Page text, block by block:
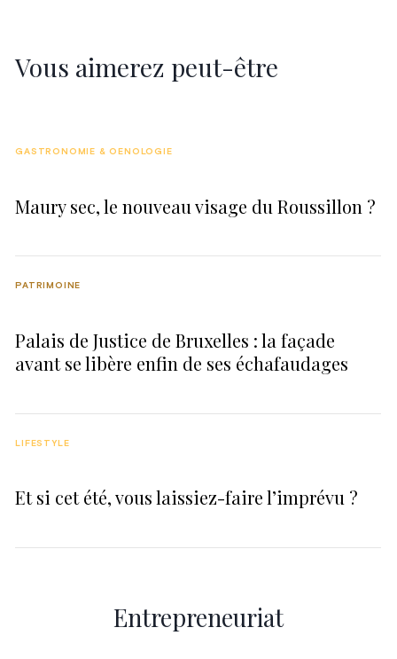
Vous aimerez peut-être
Maury sec, le nouveau visage du Roussillon ?
GASTRONOMIE & OENOLOGIE
Palais de Justice de Bruxelles : la façade
avant se libère enfin de ses échafaudages
PATRIMOINE
Et si cet été, vous laissiez-faire l’imprévu ?
LIFESTYLE
Entrepreneuriat